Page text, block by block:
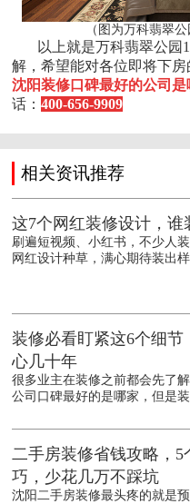
（图为万科翡翠
以上就是万科翡翠公园
解，希望能对各位即将下
沈阳装修口碑最好的公司是
话：400-656-9909
相关资讯推荐
这7个网红装修设计，谁
刷遍短视频、小红书，不少人
网红设计种草，满心期待装出
装修必看盯紧这6个细节
心几十年
很多业主在装修之前都会先了
公司口碑最好的是哪家，但是
二手房装修省钱攻略，5
巧，少花几万不踩坑
沈阳二手房装修最头疼的就是预